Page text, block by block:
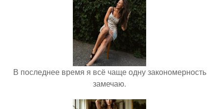
В последнее время я всё чаще одну закономерность
замечаю.